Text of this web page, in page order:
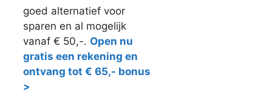
goed alternatief voor
sparen en al mogelijk
vanaf € 50,-. Open nu
gratis een rekening en
ontvang tot € 65,- bonus
>